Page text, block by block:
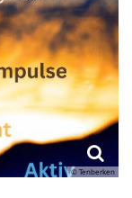
© Tenberken